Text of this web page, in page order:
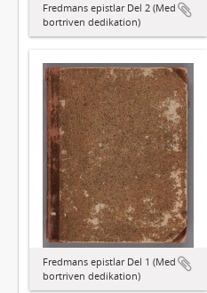
Fredmans epistlar Del 2 (Med
bortriven dedikation)
Fredmans epistlar Del 1 (Med
bortriven dedikation)